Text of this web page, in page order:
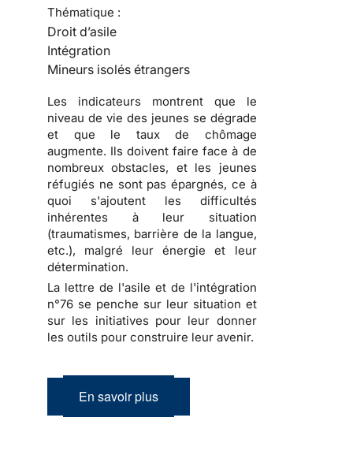
Thématique :
Droit d’asile
Intégration
Mineurs isolés étrangers
Les indicateurs montrent que le
niveau de vie des jeunes se dégrade
et que le taux de chômage
augmente. Ils doivent faire face à de
nombreux obstacles, et les jeunes
réfugiés ne sont pas épargnés, ce à
quoi s'ajoutent les difficultés
inhérentes à leur situation
(traumatismes, barrière de la langue,
etc.), malgré leur énergie et leur
détermination.
La lettre de l'asile et de l'intégration
n°76 se penche sur leur situation et
sur les initiatives pour leur donner
les outils pour construire leur avenir.
En savoir plus